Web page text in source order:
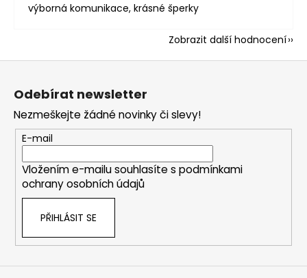
výborná komunikace, krásné šperky
Zobrazit další hodnocení
Z
Odebírat newsletter
Nezmeškejte žádné novinky či slevy!
E-mail
Vložením e-mailu souhlasíte s podmínkami
ochrany osobních údajů
PŘIHLÁSIT SE